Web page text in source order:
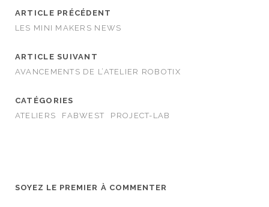
ARTICLE PRÉCÉDENT
LES MINI MAKERS NEWS
ARTICLE SUIVANT
AVANCEMENTS DE L’ATELIER ROBOTIX
CATÉGORIES
ATELIERS
FABWEST PROJECT-LAB
SOYEZ LE PREMIER À COMMENTER